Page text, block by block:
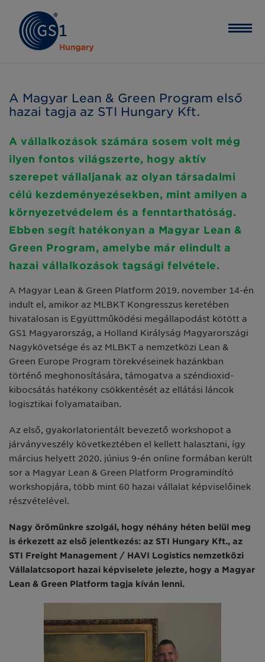
A Magyar Lean & Green Program első
hazai tagja az STI Hungary Kft.
A vállalkozások számára sosem volt még
ilyen fontos világszerte, hogy aktív
szerepet vállaljanak az olyan társadalmi
célú kezdeményezésekben, mint amilyen a
környezetvédelem és a fenntarthatóság.
Ebben segít hatékonyan a Magyar Lean &
Green Program, amelybe már elindult a
hazai vállalkozások tagsági felvétele.
A Magyar Lean & Green Platform 2019. november 14-én
indult el, amikor az MLBKT Kongresszus ke­retében
hivatalosan is Együttmű­ködési megállapodást kötött a
GS1 Magyarország, a Holland Királyság Magyarországi
Nagykövetsége és az MLBKT a nemzetközi Lean &
Green Europe Program törekvéseinek ha­zánkban
történő meghonosítására, támogatva a széndioxid-
kibocsátás hatékony csökkentését az ellátási láncok
logisztikai folyamataiban.
Az első, gyakorlatorientált beve­zető workshopot a
járványveszély következtében el kellett halaszta­ni, így
március helyett 2020. júni­us 9-én online formában került
sor a Magyar Lean & Green Platform Programindító
workshopjára, több mint 60 hazai vállalat képviselőinek
részvételével.
Nagy örömünkre szolgál, hogy né­hány héten belül meg
is érkezett az első jelentkezés: az STI Hungary Kft., az
STI Freight Management / HAVI Logistics nemzetközi
Vállalat­csoport hazai képviselete jelezte, hogy a Magyar
Lean & Green Plat­form tagja kíván lenni.